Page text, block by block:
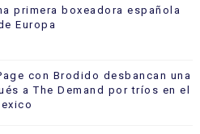
primera boxeadora española
Europa
con Brodido desbancan una
a The Demand por tríos en el